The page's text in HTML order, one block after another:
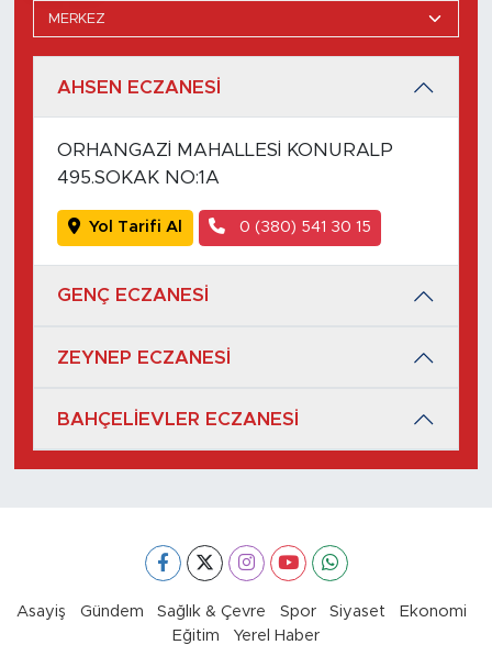
AHSEN ECZANESİ
ORHANGAZİ MAHALLESİ KONURALP
495.SOKAK NO:1A
Yol Tarifi Al 0 (380) 541 30 15
GENÇ ECZANESİ
ZEYNEP ECZANESİ
BAHÇELİEVLER ECZANESİ
Asayiş Gündem Sağlık & Çevre Spor Siyaset
Ekonomi
Eğitim
Yerel Haber